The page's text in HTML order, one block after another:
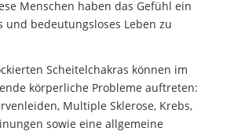
Menschen haben das Gefühl ein
und bedeutungsloses Leben zu
Scheitelchakras können im
körperliche Probleme auftreten:
Multiple Sklerose, Krebs,
sowie eine allgemeine